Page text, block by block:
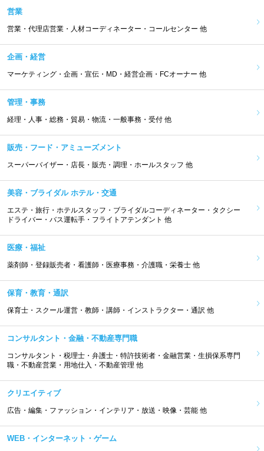
営業
営業・代理店営業・人材コーディネーター・コールセンター 他
企画・経営
マーケティング・企画・宣伝・MD・経営企画・FCオーナー 他
管理・事務
経理・人事・総務・貿易・物流・一般事務・受付 他
販売・フード・アミューズメント
スーパーバイザー・店長・販売・調理・ホールスタッフ 他
美容・ブライダル ホテル・交通
エステ・旅行・ホテルスタッフ・ブライダルコーディネーター・タクシー
ドライバー・バス運転手・フライトアテンダント 他
医療・福祉
薬剤師・登録販売者・看護師・医療事務・介護職・栄養士 他
保育・教育・通訳
保育士・スクール運営・教師・講師・インストラクター・通訳 他
コンサルタント・金融・不動産専門職
コンサルタント・税理士・弁護士・特許技術者・金融営業・生損保系専門
職・不動産営業・用地仕入・不動産管理 他
クリエイティブ
広告・編集・ファッション・インテリア・放送・映像・芸能 他
WEB・インターネット・ゲーム